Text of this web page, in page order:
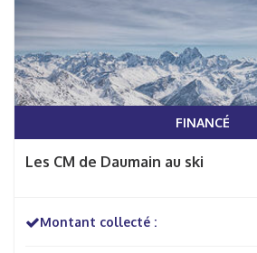
FINANCÉ
Les CM de Daumain au ski
Montant collecté :